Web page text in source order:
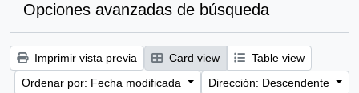
Opciones avanzadas de búsqueda
Imprimir vista previa Card view
Table view
Ordenar por: Fecha modificada
Dirección: Descendente